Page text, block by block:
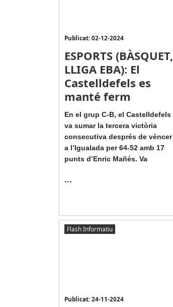
Publicat: 02-12-2024
ESPORTS (BÀSQUET,
LLIGA EBA): El
Castelldefels es
manté ferm
En el grup C-B, el Castelldefels
va sumar la tercera victòria
consecutiva després de vèncer
a l’Igualada per 64-52 amb 17
punts d’Enric Mañés. Va
...
Flash Informatiu
Publicat: 24-11-2024